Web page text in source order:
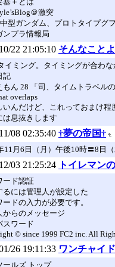
＠激突
型ガンダム、プロトタイプグ
ンプラ情報局
22 21:05:10 そんなこと
イミング。タイミングが合わ
記
もん 28 「司、タイムトラベル
overlaps
いんだけど、これっておまけ程
は息抜きします
08 02:35:40 †夢の帝国†
11月6日（月）午後10時〓8日
03 21:25:24 トイレマン
ード認証
るには管理人が設定した
ードの入力が必要です。
からのメッセージ
スワード
© since 1999 FC2 inc. All
26 19:11:33 ワンチャイ
ールズ トップ